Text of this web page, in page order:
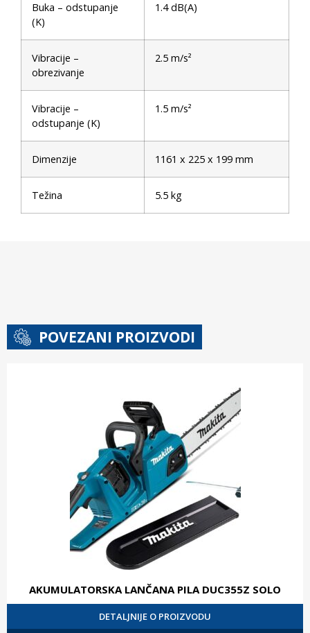
Buka – odstupanje
(K)
1.4 dB(A)
Vibracije –
obrezivanje
2.5 m/s²
Vibracije –
odstupanje (K)
1.5 m/s²
Dimenzije 1161 x 225 x 199 mm
Težina 5.5 kg
POVEZANI PROIZVODI
AKUMULATORSKA LANČANA PILA DUC355Z SOLO
DETALJNIJE O PROIZVODU